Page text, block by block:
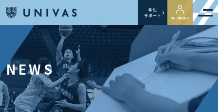
学生
サポート
My UNIVAS
NEWS